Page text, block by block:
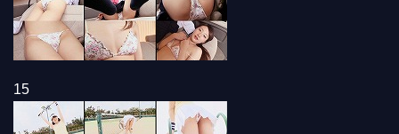
15